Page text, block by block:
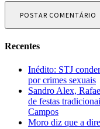
Recentes
Inédito: STJ
por crimes sexuais
Sandro Alex,
de festas
Campos
Moro diz que a